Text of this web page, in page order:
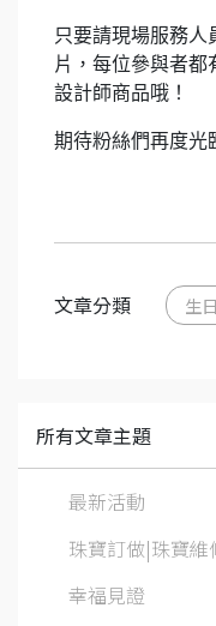
只要請現場服務人
片，每位參與者都
設計師商品哦！
期待粉絲們再度光
文章分類 生
所有文章主題
最新活動
珠寶訂做|珠寶維
幸福見證